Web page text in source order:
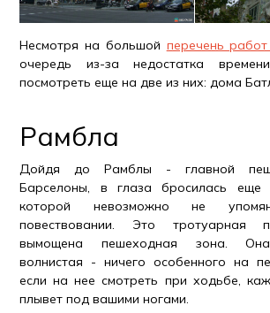
Несмотря на большой перечень
очередь из-за недостатка
посмотреть еще на две из них: дома
Рамбла
Дойдя до Рамблы - главной
Барселоны, в глаза бросилась
которой невозможно не
повествовании. Это тротуарная
вымощена пешеходная зона. Она
волнистая - ничего особенного на
если на нее смотреть при ходьбе,
плывет под вашими ногами.